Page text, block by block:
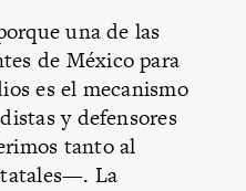
una de las
de México para
es el mecanismo
y defensores
tanto al
La